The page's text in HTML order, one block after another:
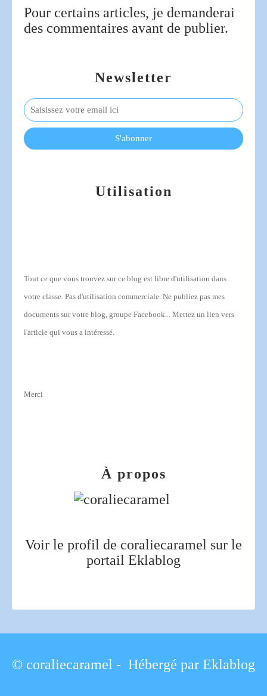
Newsletter
À propos
Voir le profil de coraliecaramel sur le
portail Eklablog
Pour certains articles, je demanderai
des commentaires avant de publier.
Utilisation
Tout ce que vous trouvez sur ce blog est libre d'utilisation dans
votre classe. Pas d'utilisation commerciale. Ne publiez pas mes
documents sur votre blog, groupe Facebook... Mettez un lien vers
l'article qui vous a intéressé.
Merci
© coraliecaramel - Hébergé par Eklablog